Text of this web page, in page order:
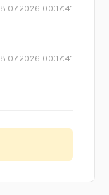
8.07.2026 00:17:41
8.07.2026 00:17:41